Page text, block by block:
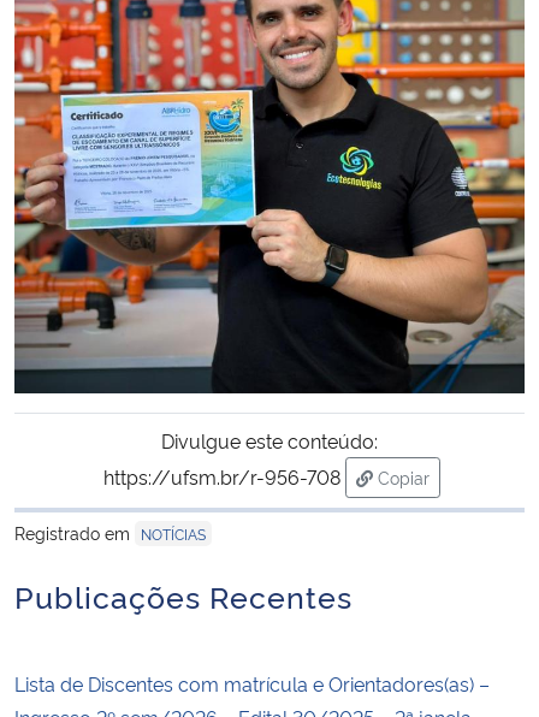
Divulgue este conteúdo:
https://ufsm.br/r-956-708
Copiar
para área de
Registrado em
NOTÍCIAS
Publicações Recentes
Lista de Discentes com matrícula e Orientadores(as) –